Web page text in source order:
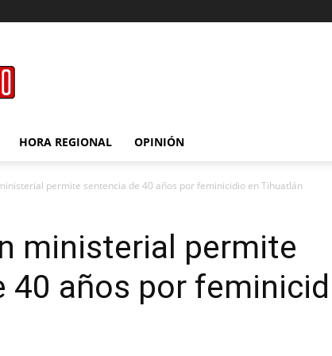
HORA REGIONAL OPINIÓN
permite sentencia de 40 años por feminicidio en Tihuatlán
ministerial permite
40 años por